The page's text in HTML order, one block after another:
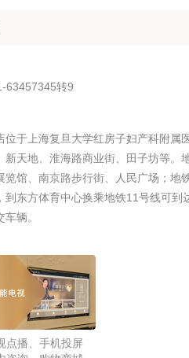
63457345转9
位于上海复旦大学红房子妇产科附属
新天地、淮海路商业街、田子坊等。
览馆、南京路步行街、人民广场；地
到东方体育中心换乘地铁11号线可
车辆。
点播、手机投屏